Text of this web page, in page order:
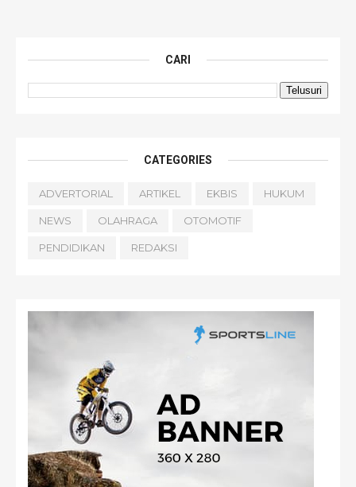
CARI
CATEGORIES
ADVERTORIAL ARTIKEL EKBIS HUKUM
NEWS OLAHRAGA OTOMOTIF
PENDIDIKAN REDAKSI